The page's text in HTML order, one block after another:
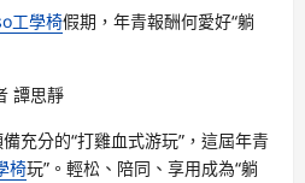
工學椅假期，年青報酬何愛好“躺
譚思靜
充分的“打雞血式游玩”，這屆年青
椅玩”。輕松、陪同、享用成為“躺